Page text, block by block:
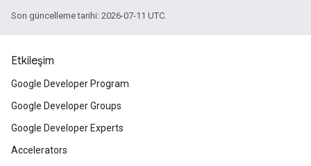
Son güncelleme tarihi: 2026-07-11 UTC.
Etkileşim
Google Developer Program
Google Developer Groups
Google Developer Experts
Accelerators